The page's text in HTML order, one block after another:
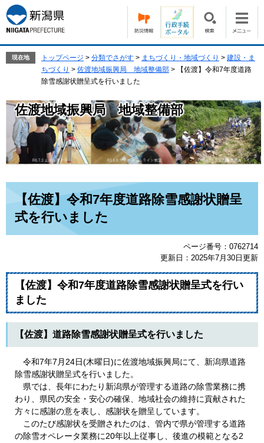
ー
ジ
の
ニ
ュ
ー
て
現在地 トップページ > 分類でさがす > まちづくり・地域づくり > 建設・ま
ちづくり > 佐渡地域振興局 地域整備部 >
【佐渡】令和7年度道路
除雪感謝状贈呈式を行いました
佐渡地域振興局 地域整備部
【佐渡】令和7年度道路除雪感謝状贈呈
式を行いました
ページ番号：0762714
更新日：2025年7月30日更新
【佐渡】令和7年度道路除雪感謝状贈呈式を行い
ました
【佐渡】道路除雪感謝状贈呈式を行いました
令和7年7月24日(木曜日)に佐渡地域振興局にて、新潟県道路
除雪感謝状贈呈式を行いました。
県では、長年にわたり新潟県が管理する道路の除雪業務に携
わり、県民の安全・安心の確保、地域社会の維持に貢献された
方々に感謝の意を表し、感謝状を贈呈しています。
このたび感謝状を受贈されたのは、管内で県が管理する道路
の除雪オペレータ業務に20年以上従事し、後進の模範となる2